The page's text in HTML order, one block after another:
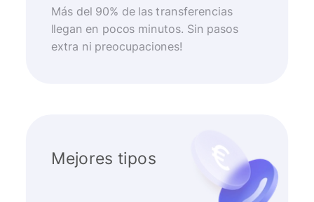
Más del 90% de las transferencias
llegan en pocos minutos. Sin pasos
extra ni preocupaciones!
Mejores tipos